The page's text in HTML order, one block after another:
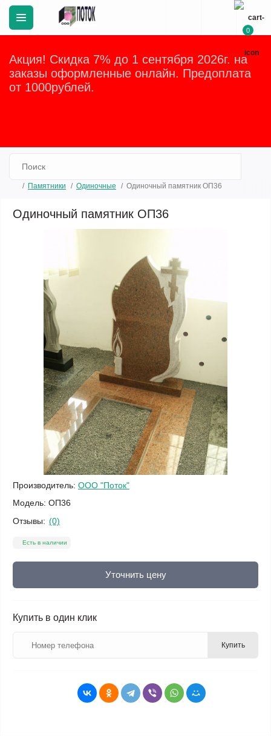
Акция! Скидка 7% до 1 сентября 2026г. на
заказы оформленные онлайн. Предоплата
от 1000рублей.
0
Памятники Одиночные Одиночный памятник ОП36
Одиночный памятник ОП36
Производитель: ООО "Поток"
Модель: ОП36
Отзывы: (0)
Есть в наличии
Уточнить цену
Купить в один клик
Купить